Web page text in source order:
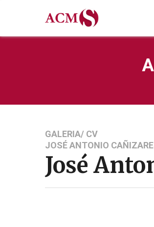
GALERIA/ CV
JOSÉ ANTONIO
José